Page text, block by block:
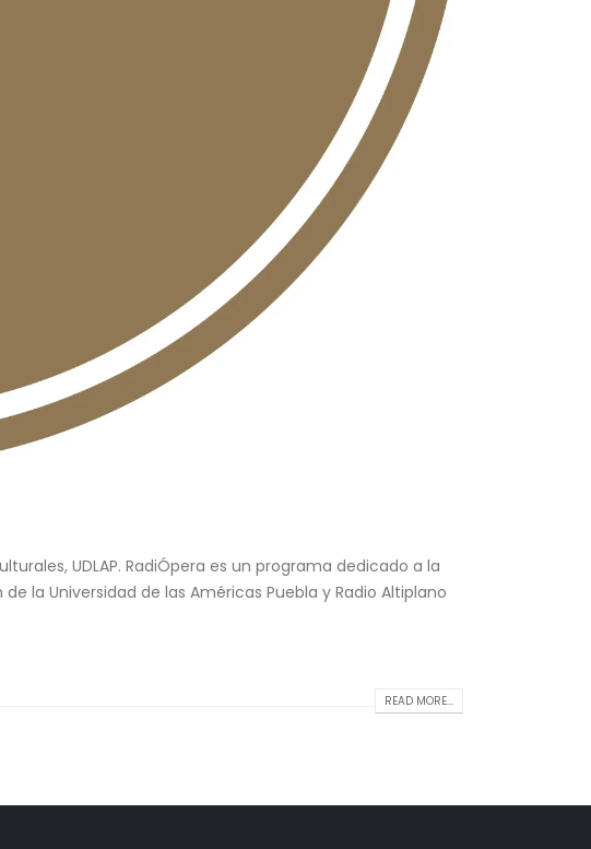
UDLAP. RadiÓpera es un programa dedicado a la
la Universidad de las Américas Puebla y Radio Altiplano
READ MORE...